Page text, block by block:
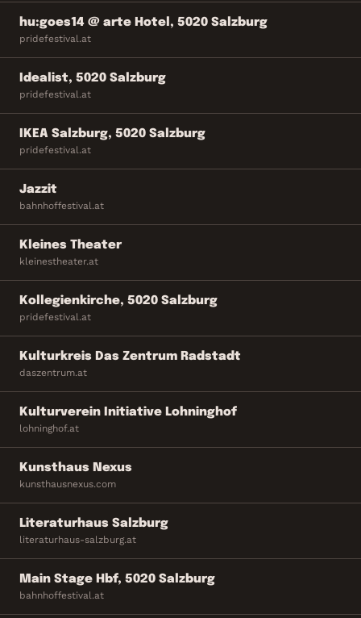
hu:goes14 @ arte Hotel, 5020 Salzburg
pridefestival.at
Idealist, 5020 Salzburg
pridefestival.at
IKEA Salzburg, 5020 Salzburg
pridefestival.at
Jazzit
bahnhoffestival.at
Kleines Theater
kleinestheater.at
Kollegienkirche, 5020 Salzburg
pridefestival.at
Kulturkreis Das Zentrum Radstadt
daszentrum.at
Kulturverein Initiative Lohninghof
lohninghof.at
Kunsthaus Nexus
kunsthausnexus.com
Literaturhaus Salzburg
literaturhaus-salzburg.at
Main Stage Hbf, 5020 Salzburg
bahnhoffestival.at